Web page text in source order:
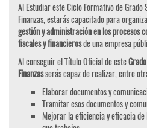
Al Estudiar este Ciclo Formativo de
Finanzas, estarás capacitado para
gestión y administración en los procesos
fiscales y financierosde una empresa
Al conseguir el Título Oficial de este
Finanzasserás capaz de realizar, entre
Elaborar documentos y
Tramitar esos documentos y
Mejorar la eficiencia y eficacia